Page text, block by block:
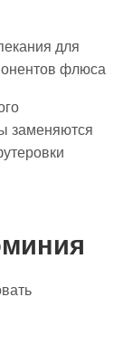
для
флюса
заменяются